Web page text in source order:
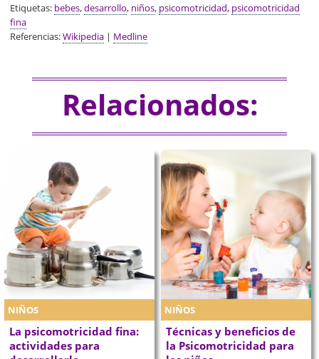
Etiquetas: bebes,desarrollo, niños, psicomotricidad, psicomotricidad
fina
Referencias:Wikipedia | Medline
Relacionados:
NIÑOS
La psicomotricidad fina:
actividades para
NIÑOS
Técnicas y beneficios de
la Psicomotricidad para